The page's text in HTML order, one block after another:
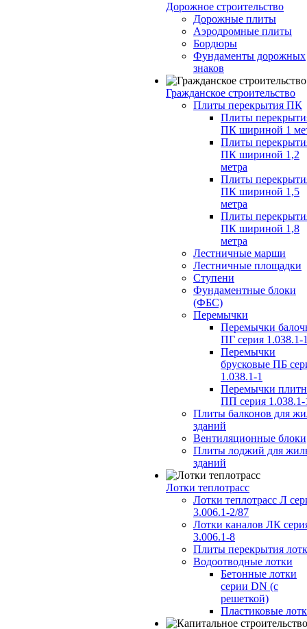
Дорожное строительство
Дорожные плиты
Аэродромные плиты
Бордюры
Фундаменты дорожных
знаков
Гражданское строительство
Плиты перекрытия ПК
Плиты
ПК шириной 1
Плиты
ПК шириной 1,2
метра
Плиты
ПК шириной 1,5
метра
Плиты
ПК шириной 1,8
метра
Лестничные марши
Лестничные площадки
Ступени
Фундаментные блоки
(ФБС)
Перемычки
Перемычки
ПГ серия 1.038.1-
Перемычки
брусковые ПБ
1.038.1-1
Перемычки
ПП серия 1.038.1-
Плиты балконов для
зданий
Вентиляционные блоки
Плиты лоджий для
зданий
Лотки теплотрасс
Лотки теплотрасс Л
3.006.1-2/87
Лотки каналов ЛК
3.006.1-8
Плиты перекрытия
Водоотводные лотки
Бетонные лотки
серии DN (с
решеткой)
Пластиковые